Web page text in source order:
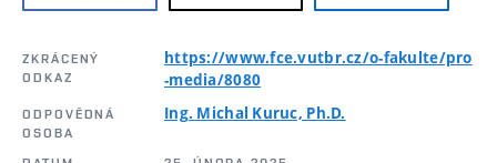
ZKRÁCENÝ
ODKAZ
https://www.fce.vutbr.cz/o-fakulte/pro
-media/8080
ODPOVĚDNÁ
OSOBA
Ing. Michal Kuruc, Ph.D.